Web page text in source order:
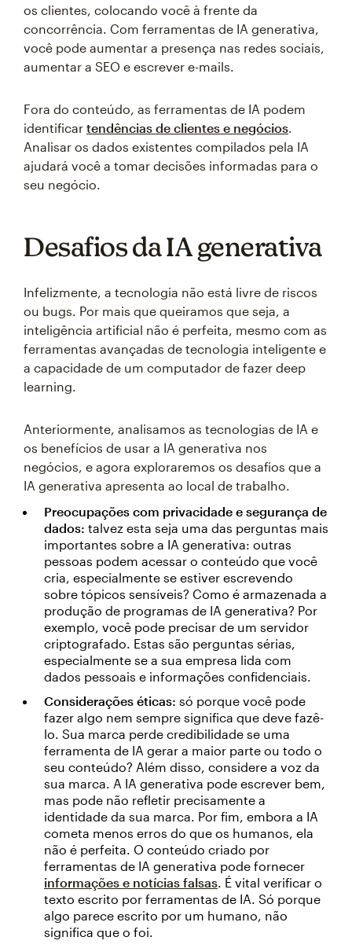
os clientes, colocando você à frente da
concorrência. Com ferramentas de IA generativa,
você pode aumentar a presença nas redes sociais,
aumentar a SEO e escrever e-mails.
Fora do conteúdo, as ferramentas de IA podem
identificar tendências de clientes e negócios.
Analisar os dados existentes compilados pela IA
ajudará você a tomar decisões informadas para o
seu negócio.
Desafios da IA generativa
Infelizmente, a tecnologia não está livre de riscos
ou bugs. Por mais que queiramos que seja, a
inteligência artificial não é perfeita, mesmo com as
ferramentas avançadas de tecnologia inteligente e
a capacidade de um computador de fazer deep
learning.
Anteriormente, analisamos as tecnologias de IA e
os benefícios de usar a IA generativa nos
negócios, e agora exploraremos os desafios que a
IA generativa apresenta ao local de trabalho.
Preocupações com privacidade e segurança de
dados: talvez esta seja uma das perguntas mais
importantes sobre a IA generativa: outras
pessoas podem acessar o conteúdo que você
cria, especialmente se estiver escrevendo
sobre tópicos sensíveis? Como é armazenada a
produção de programas de IA generativa? Por
exemplo, você pode precisar de um servidor
criptografado. Estas são perguntas sérias,
especialmente se a sua empresa lida com
dados pessoais e informações confidenciais.
Considerações éticas: só porque você pode
fazer algo nem sempre significa que deve fazê-
lo. Sua marca perde credibilidade se uma
ferramenta de IA gerar a maior parte ou todo o
seu conteúdo? Além disso, considere a voz da
sua marca. A IA generativa pode escrever bem,
mas pode não refletir precisamente a
identidade da sua marca. Por fim, embora a IA
cometa menos erros do que os humanos, ela
não é perfeita. O conteúdo criado por
ferramentas de IA generativa pode fornecer
informações e notícias falsas. É vital verificar o
texto escrito por ferramentas de IA. Só porque
algo parece escrito por um humano, não
significa que o foi.